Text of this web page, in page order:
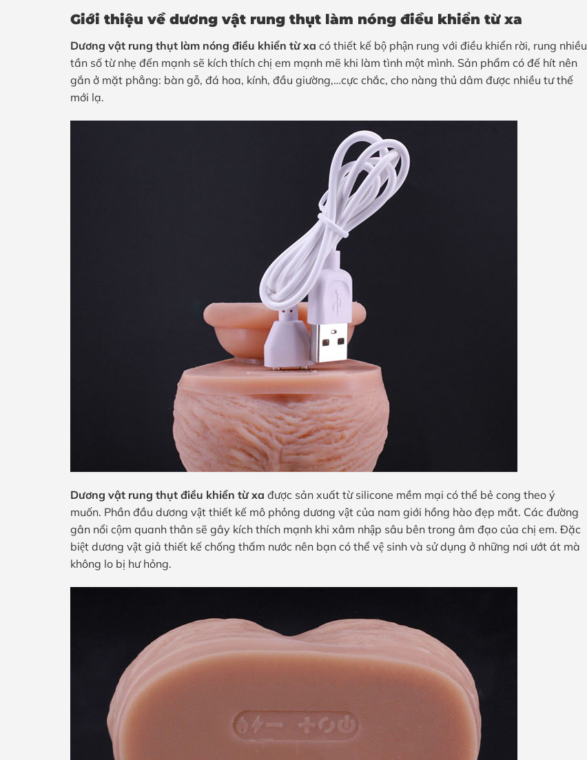
Giới thiệu về dương vật rung thụt làm nóng điều khiển từ xa
Dương vật rung thụt làm nóng điều khiển từ xa có thiết kế bộ phận rung với điều khiển rời, rung nhiều
tần số từ nhẹ đến mạnh sẽ kích thích chị em mạnh mẽ khi làm tình một mình. Sản phẩm có đế hít nên
gắn ở mặt phẳng: bàn gỗ, đá hoa, kính, đầu giường,…cực chắc, cho nàng thủ dâm được nhiều tư thế
mới lạ.
Dương vật rung thụt điều khiển từ xa được sản xuất từ silicone mềm mại có thể bẻ cong theo ý
muốn. Phần đầu dương vật thiết kế mô phỏng dương vật của nam giới hồng hào đẹp mắt. Các đường
gân nổi cộm quanh thân sẽ gây kích thích mạnh khi xâm nhập sâu bên trong âm đạo của chị em. Đặc
biệt dương vật giả thiết kế chống thấm nước nên bạn có thể vệ sinh và sử dụng ở những nơi ướt át mà
không lo bị hư hỏng.